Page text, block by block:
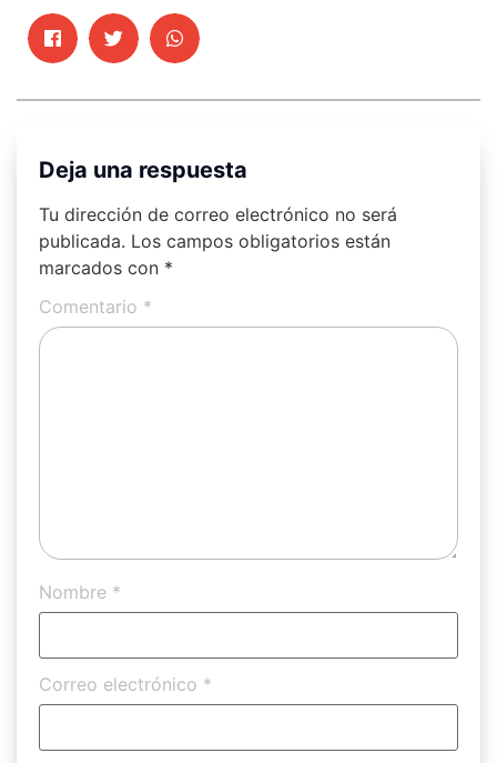
Deja una respuesta
Tu dirección de correo electrónico no será
publicada. Los campos obligatorios están
marcados con *
Comentario *
Nombre *
Correo electrónico *